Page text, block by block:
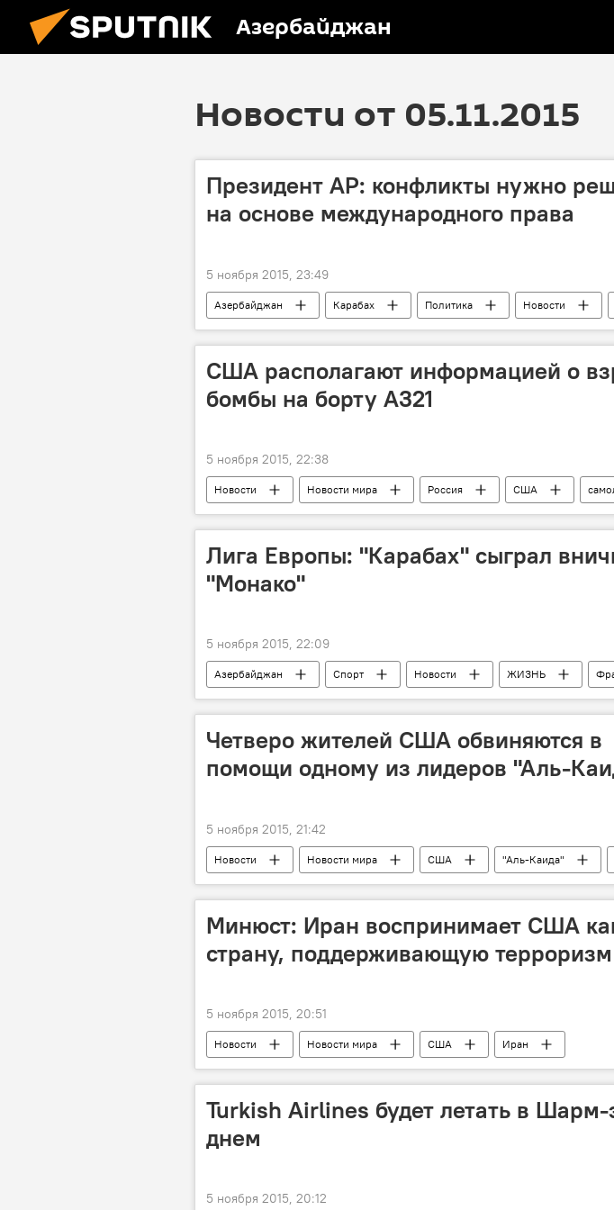
Азербайджан
Новости от 05.11.2015
Президент АР: конфликты нужно
на основе международного права
5 ноября 2015, 23:49
Азербайджан Карабах Политика Новости
Ильхам Алиев
Президент Грузии Георгий Маргвелашвили
США располагают информацией о
бомбы на борту А321
5 ноября 2015, 22:38
Новости Новости мира Россия США
Лига Европы: "Карабах" сыграл
"Монако"
5 ноября 2015, 22:09
Азербайджан Спорт Новости ЖИЗНЬ
ФК "Карабах"
"Монако" Лига Европы Футбол
Четверо жителей США обвиняются в
помощи одному из лидеров "Аль-
5 ноября 2015, 21:42
Новости Новости мира США "Аль-Каида"
Противодействие терроризму
Минюст: Иран воспринимает США
страну, поддерживающую терроризм
5 ноября 2015, 20:51
Новости Новости мира США
Иран
Министр юстиции Ирана Мостафа Пурмохаммади
Минюст
Turkish Airlines будет летать в
днем
5 ноября 2015, 20:12